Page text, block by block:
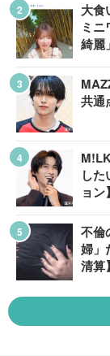
大食
ミ
綺麗
共通
し
ョン】
不倫
婦」
清算】